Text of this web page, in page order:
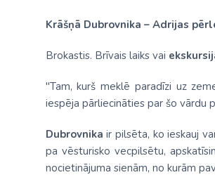
Krāšņā Dubrovnika – Adrijas
Brokastis. Brīvais laiks vai
"Tam, kurš meklē paradīzi uz
iespēja pārliecināties par šo vārdu
Dubrovnika ir pilsēta, ko ieskauj
pa vēsturisko vecpilsētu,
nocietinājuma sienām, no kurām